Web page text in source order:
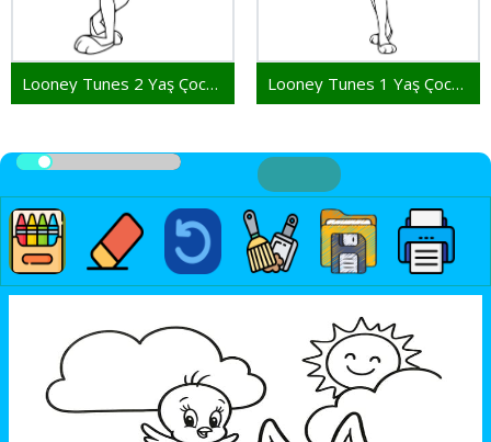
Looney Tunes 2 Yaş Çocuklar İçin Looney Tunes 1 Yaş Çocuklar İçin